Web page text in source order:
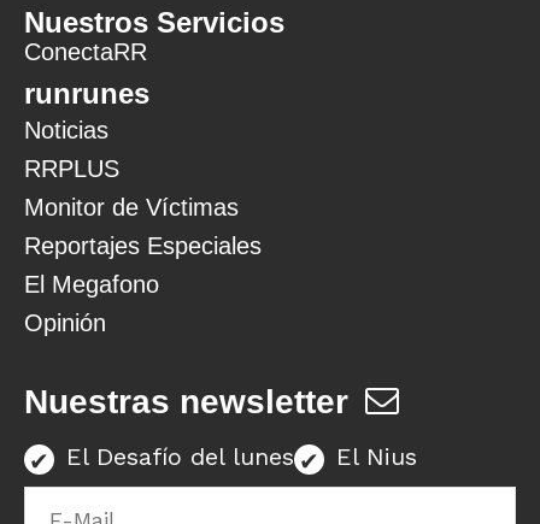
Nuestros Servicios
ConectaRR
runrunes
Noticias
RRPLUS
Monitor de Víctimas
Reportajes Especiales
El Megafono
Opinión
Nuestras newsletter
El Desafío del lunes El Nius